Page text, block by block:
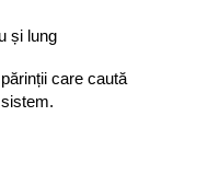
și lung
care caută